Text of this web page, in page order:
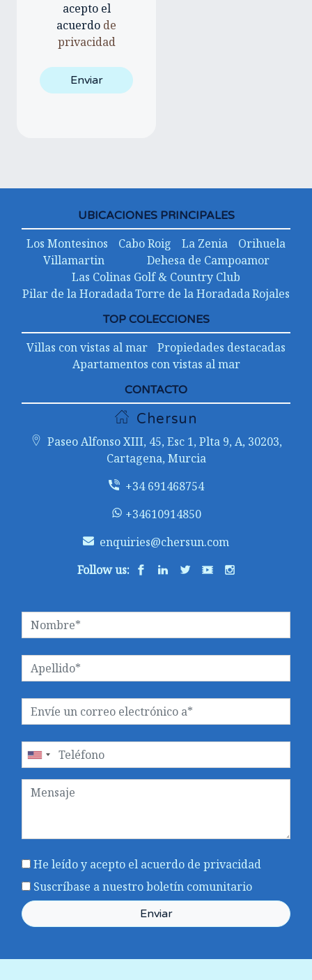
acepto el
acuerdo de
privacidad
UBICACIONES PRINCIPALES
Los Montesinos Cabo Roig La Zenia
Orihuela
Villamartin
Dehesa de Campoamor
Las Colinas Golf & Country Club
Pilar de la HoradadaTorre de la HoradadaRojales
TOP COLECCIONES
Villas con vistas al mar
Propiedades destacadas
Apartamentos con vistas al mar
CONTACTO
Chersun
Paseo Alfonso XIII, 45, Esc 1, Plta 9, A, 30203,
Cartagena, Murcia
+34 691468754
+34610914850
enquiries@chersun.com
Follow us:
He leído y acepto el acuerdo de privacidad
Suscríbase a nuestro boletín comunitario
Enviar